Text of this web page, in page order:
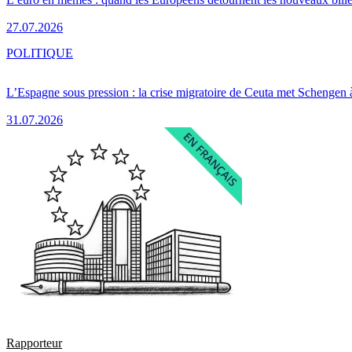
27.07.2026
L’Espagne sous pression : la crise migratoire de Ceuta met Schengen
31.07.2026
POLITIQUE
Rapporteur